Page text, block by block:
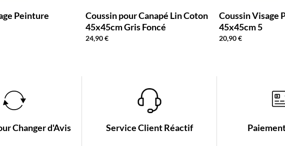
Peinture
Coussin pour Canapé Lin Coton
45x45cm Gris Foncé
24,90€
Coussin Visage
45x45cm 5
20,90€
Changer d'Avis Service Client Réactif